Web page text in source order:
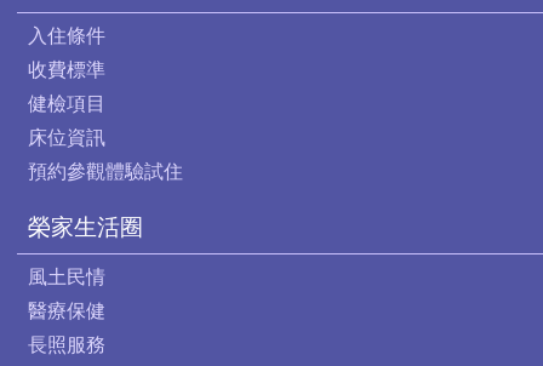
入住條件
收費標準
健檢項目
床位資訊
預約參觀體驗試住
榮家生活圈
風土民情
醫療保健
長照服務